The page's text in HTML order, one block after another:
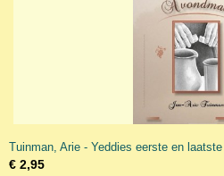
Tuinman, Arie - Yeddies eerste en laatste
€ 2,95